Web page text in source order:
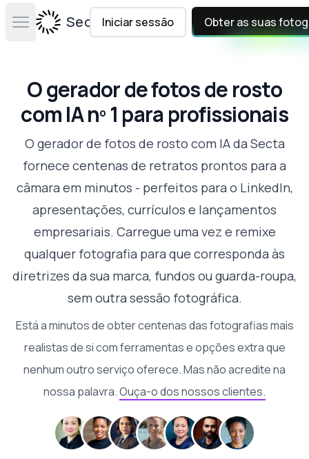
Open main menuSecta Labs
Iniciar sessão Obter as suas
O gerador de fotos de rosto
com IA nº 1 para profissionais
O gerador de fotos de rosto com IA da Secta
fornece centenas de retratos prontos para a
câmara em minutos - perfeitos para o LinkedIn,
apresentações, currículos e lançamentos
empresariais. Carregue uma vez e remixe
qualquer fotografia para que corresponda às
diretrizes da sua marca, fundos ou guarda-roupa,
sem outra sessão fotográfica.
Está a minutos de obter centenas das fotografias mais
realistas de si com ferramentas e opções extra que
nenhum outro serviço oferece. Mas não acredite na
nossa palavra.Ouça-o dos nossos clientes.